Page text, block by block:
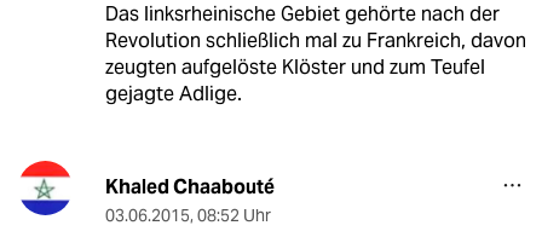
Das linksrheinische Gebiet gehörte nach der
Revolution schließlich mal zu Frankreich, davon
zeugten aufgelöste Klöster und zum Teufel
gejagte Adlige.
Khaled Chaabouté
03.06.2015, 08:52 Uhr